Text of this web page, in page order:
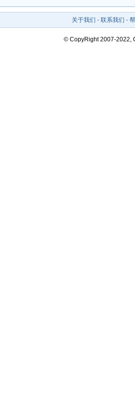
关于我们 - 联系我们 -
© CopyRight 2007-2022,